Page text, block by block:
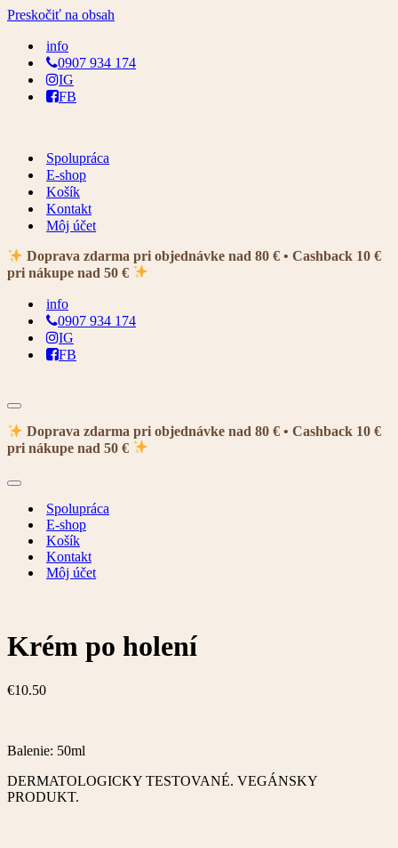
Preskočiť na obsah
info
0907 934 174
IG
FB
Spolupráca
E-shop
Košík
Kontakt
Môj účet
Doprava zdarma pri objednávke nad 80 € • Cashback 10 €
pri nákupe nad 50 €
info
0907 934 174
IG
FB
Menu
navigácie
Doprava zdarma pri objednávke nad 80 € • Cashback 10 €
pri nákupe nad 50 €
Menu
navigácieSpolupráca
E-shop
Košík
Kontakt
Môj účet
Krém po holení
€10.50
Balenie: 50ml
DERMATOLOGICKY TESTOVANÉ. VEGÁNSKY
PRODUKT.